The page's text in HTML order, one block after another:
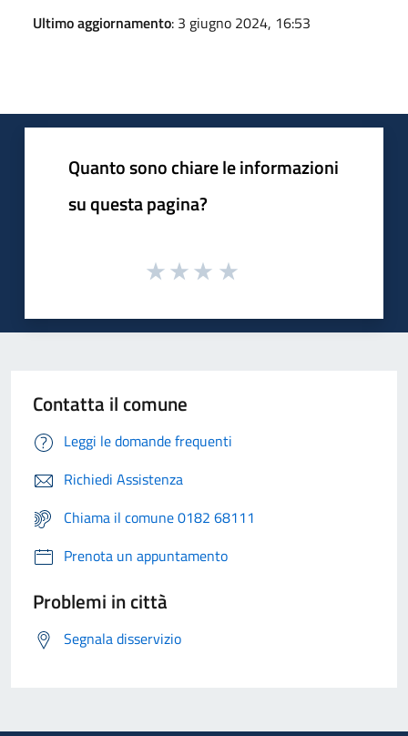
Ultimo aggiornamento: 3 giugno 2024, 16:53
Quanto sono chiare le informazioni
su questa pagina?
Contatta il comune
Leggi le domande frequenti
Richiedi Assistenza
Chiama il comune 0182 68111
Prenota un appuntamento
Problemi in città
Segnala disservizio